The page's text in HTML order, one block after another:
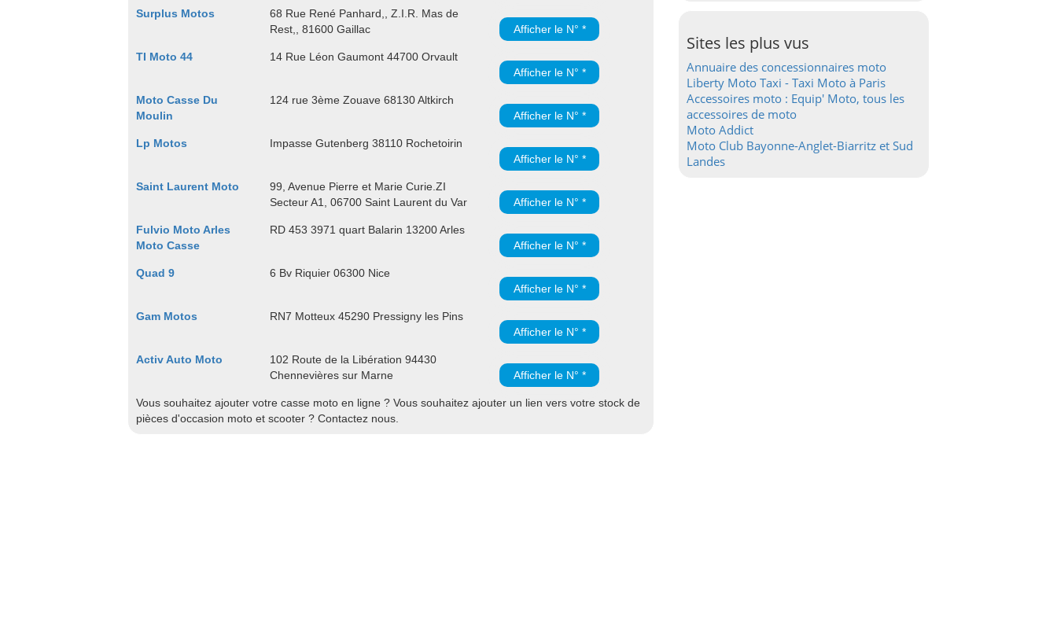
Surplus Motos
68 Rue René Panhard,, Z.I.R. Mas de
Rest,, 81600 Gaillac
Afficher le N° *
TI Moto 44
14 Rue Léon Gaumont 44700 Orvault
Afficher le N° *
Moto Casse Du
Moulin
124 rue 3ème Zouave 68130 Altkirch
Afficher le N° *
Lp Motos
Impasse Gutenberg 38110 Rochetoirin
Afficher le N° *
Saint Laurent Moto
99, Avenue Pierre et Marie Curie.ZI
Secteur A1, 06700 Saint Laurent du Var
Afficher le N° *
Fulvio Moto Arles
Moto Casse
RD 453 3971 quart Balarin 13200 Arles
Afficher le N° *
Quad 9
6 Bv Riquier 06300 Nice
Afficher le N° *
Gam Motos
RN7 Motteux 45290 Pressigny les Pins
Afficher le N° *
Activ Auto Moto
102 Route de la Libération 94430
Chennevières sur Marne
Afficher le N° *
Vous souhaitez ajouter votre casse moto en ligne ? Vous souhaitez ajouter un lien vers votre stock de
pièces d'occasion moto et scooter ? Contactez nous.
Sites les plus vus
Annuaire des concessionnaires moto
Liberty Moto Taxi - Taxi Moto à Paris
Accessoires moto : Equip' Moto, tous les
accessoires de moto
Moto Addict
Moto Club Bayonne-Anglet-Biarritz et Sud
Landes